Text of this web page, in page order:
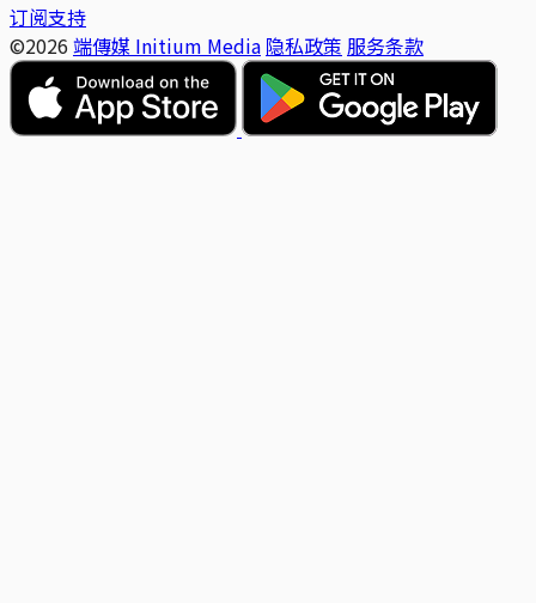
订阅支持
©2026 端傳媒 Initium Media 隐私政策 服务条款